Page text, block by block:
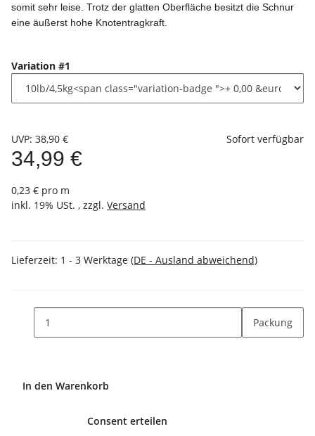
somit sehr leise. Trotz der glatten Oberfläche besitzt die Schnur
eine äußerst hohe Knotentragkraft.
Variation #1
UVP: 38,90 €
34,99 €
0,23 € pro m
inkl. 19% USt. , zzgl. Versand
Sofort verfügbar
Lieferzeit: 1 - 3 Werktage (DE - Ausland abweichend)
Packung
In den Warenkorb
Consent erteilen